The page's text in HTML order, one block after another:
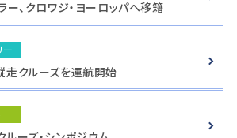
ー、クロワジ・ヨーロッパへ移籍
ー
走クルーズを運航開始